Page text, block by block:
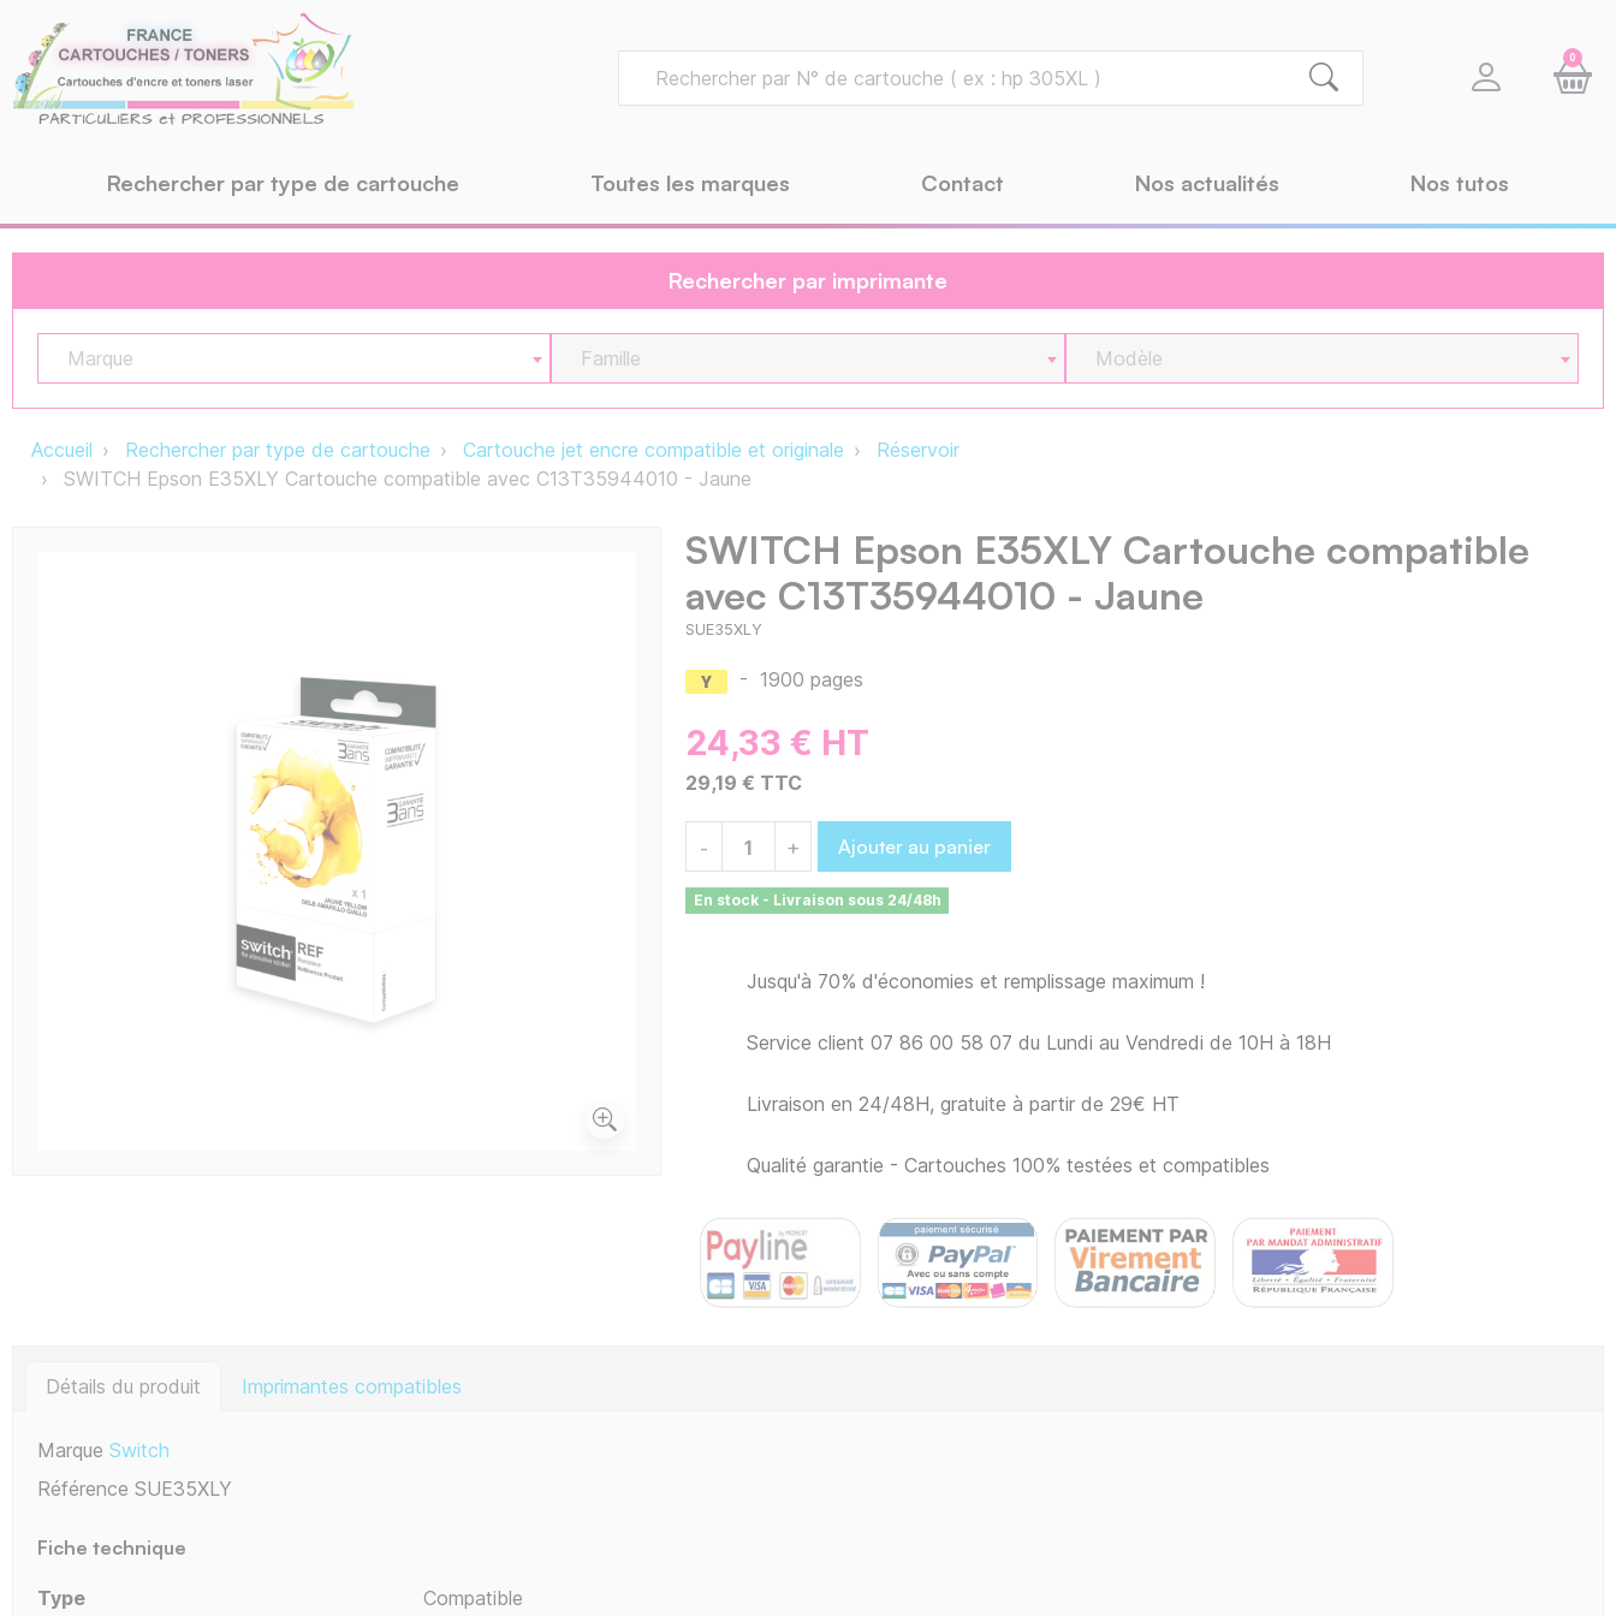
0
Rechercher par type de cartouche Toutes les marques Contact Nos actualités Nos tutos
Rechercher par imprimante
Marque Famille Modèle
Accueil Rechercher par type de cartouche Cartouche jet encre compatible et originale
Réservoir
SWITCH Epson E35XLY Cartouche compatible avec C13T35944010 - Jaune
SWITCH Epson E35XLY Cartouche compatible
avec C13T35944010 - Jaune
SUE35XLY
- 1900 pages
24,33 € HT
29,19 € TTC
- + Ajouter au panier
En stock - Livraison sous 24/48h
Jusqu'à 70% d'économies et remplissage maximum !
Service client 07 86 00 58 07 du Lundi au Vendredi de 10H à 18H
Livraison en 24/48H, gratuite à partir de 29€ HT
Qualité garantie - Cartouches 100% testées et compatibles
Détails du produit Imprimantes compatibles
Marque Switch
Référence SUE35XLY
Fiche technique
Type Compatible